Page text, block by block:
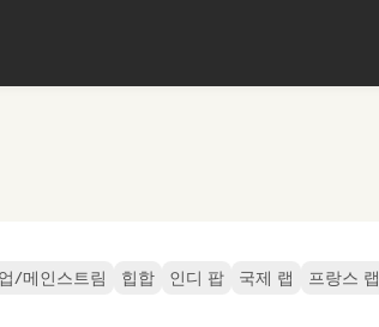
/메인스트림 힙합 인디 팝 국제 랩
프랑스 랩